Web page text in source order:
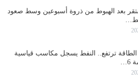
بعد الهبوط من ذروة أسبوعين وسط صعود
ترتفع.. النفط يسجل مكاسب قياسية